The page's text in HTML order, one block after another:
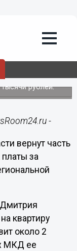
в
рублей.
-
вернут часть
платы за
квартиру
около 2
МКД ее